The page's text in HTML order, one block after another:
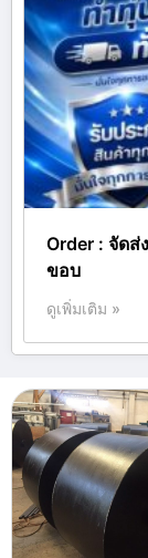
Order : จัด
ขอบ
ดูเพิ่มเติม »